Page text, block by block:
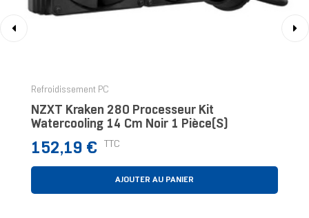
Refroidissement PC
NZXT Kraken 280 Processeur Kit
Watercooling 14 Cm Noir 1 Pièce(s)
Prix
152,19 € TTC
AJOUTER AU PANIER